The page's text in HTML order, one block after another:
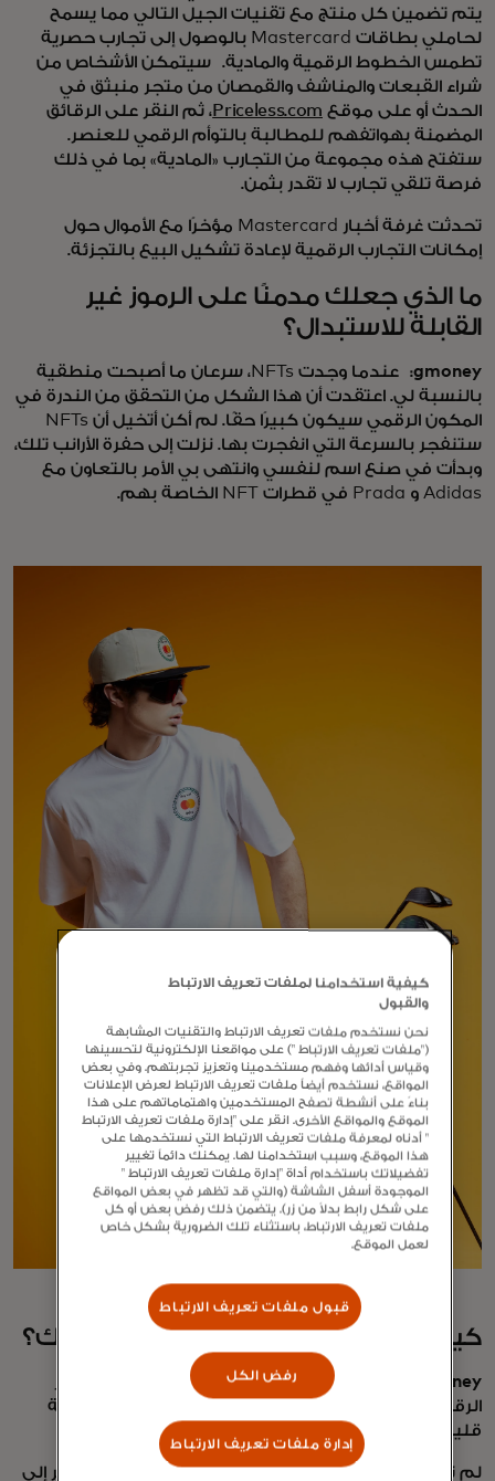
يتم تضمين كل منتج مع تقنيات الجيل التالي مما يسمح
لحاملي بطاقات Mastercard بالوصول إلى تجارب حصرية
تطمس الخطوط الرقمية والمادية. سيتمكن الأشخاص من
شراء القبعات والمناشف والقمصان من متجر منبثق في
الحدث أو على موقع Priceless.com، ثم النقر على الرقائق
المضمنة بهواتفهم للمطالبة بالتوأم الرقمي للعنصر.
ستفتح هذه مجموعة من التجارب «المادية» بما في ذلك
فرصة تلقي تجارب لا تقدر بثمن.
تحدثت غرفة أخبار Mastercard مؤخرًا مع الأموال حول
إمكانات التجارب الرقمية لإعادة تشكيل البيع بالتجزئة.
ما الذي جعلك مدمنًا على الرموز غير
القابلة للاستبدال؟
gmoney:
عندما وجدت NFTs، سرعان ما أصبحت منطقية
بالنسبة لي. اعتقدت أن هذا الشكل من التحقق من الندرة في
المكون الرقمي سيكون كبيرًا حقًا. لم أكن أتخيل أن NFTs
ستنفجر بالسرعة التي انفجرت بها. نزلت إلى حفرة الأرانب تلك،
وبدأت في صنع اسم لنفسي وانتهى بي الأمر بالتعاون مع
Adidas و Prada في قطرات NFT الخاصة بهم.
كيف تطورت علامة أزياء 9dcc الخاصة بك؟
gmoney:
أردت بناء شيء يربط العالم الحقيقي بالمنظور
الرقمي. لطالما اهتممت بدورات الموضة وفهمت الصناعة
قليلاً من جانب الاستثمار.
لم تكن لدى أي من العلامات التجارية الجمالية التي تشير إلى
كيفية استخدامنا لملفات تعريف الارتباط
والقبول
نحن نستخدم ملفات تعريف الارتباط والتقنيات المشابهة
("ملفات تعريف الارتباط ") على مواقعنا الإلكترونية لتحسينها
وقياس أدائها وفهم مستخدمينا وتعزيز تجربتهم. وفي بعض
المواقع، نستخدم أيضاً ملفات تعريف الارتباط لعرض الإعلانات
بناءً على أنشطة تصفح المستخدمين واهتماماتهم على هذا
الموقع والمواقع الأخرى. انقر على "إدارة ملفات تعريف الارتباط
" أدناه لمعرفة ملفات تعريف الارتباط التي نستخدمها على
هذا الموقع، وسبب استخدامنا لها. يمكنك دائماً تغيير
تفضيلاتك باستخدام أداة "إدارة ملفات تعريف الارتباط "
الموجودة أسفل الشاشة (والتي قد تظهر في بعض المواقع
على شكل رابط بدلاً من زر). يتضمن ذلك رفض بعض أو كل
ملفات تعريف الارتباط، باستثناء تلك الضرورية بشكل خاص
لعمل الموقع.
قبول ملفات تعريف الارتباط
رفض الكل
إدارة ملفات تعريف الارتباط